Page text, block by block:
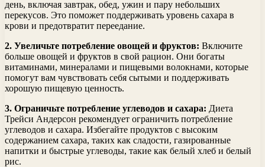
день, включая завтрак, обед, ужин и пару небольших
перекусов. Это поможет поддерживать уровень сахара в
крови и предотвратит переедание.
2. Увеличьте потребление овощей и фруктов: Включите
больше овощей и фруктов в свой рацион. Они богаты
витаминами, минералами и пищевыми волокнами, которые
помогут вам чувствовать себя сытыми и поддерживать
хорошую пищевую ценность.
3. Ограничьте потребление углеводов и сахара: Диета
Трейси Андерсон рекомендует ограничить потребление
углеводов и сахара. Избегайте продуктов с высоким
содержанием сахара, таких как сладости, газированные
напитки и быстрые углеводы, такие как белый хлеб и белый
рис.